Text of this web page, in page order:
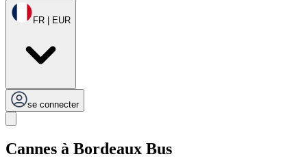
FR | EUR
se connecter
Cannes à Bordeaux Bus